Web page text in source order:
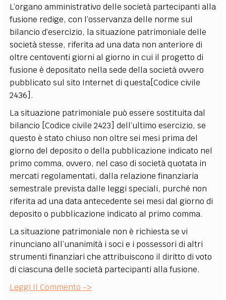
L’organo amministrativo delle società partecipanti alla
fusione redige, con l’osservanza delle norme sul
bilancio d’esercizio, la situazione patrimoniale delle
società stesse, riferita ad una data non anteriore di
oltre centoventi giorni al giorno in cui il progetto di
fusione è depositato nella sede della società ovvero
pubblicato sul sito Internet di questa[Codice civile
2436].
La situazione patrimoniale può essere sostituita dal
bilancio [Codice civile 2423] dell’ultimo esercizio, se
questo è stato chiuso non oltre sei mesi prima del
giorno del deposito o della pubblicazione indicato nel
primo comma, ovvero, nel caso di società quotata in
mercati regolamentati, dalla relazione finanziaria
semestrale prevista dalle leggi speciali, purché non
riferita ad una data antecedente sei mesi dal giorno di
deposito o pubblicazione indicato al primo comma.
La situazione patrimoniale non è richiesta se vi
rinunciano all’unanimità i soci e i possessori di altri
strumenti finanziari che attribuiscono il diritto di voto
di ciascuna delle società partecipanti alla fusione.
Leggi Il Commento ->